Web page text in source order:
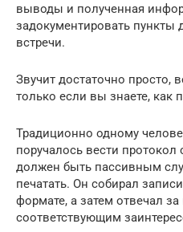
выводы и полученная
задокументировать
встречи.
Звучит достаточно просто,
только если вы знаете, как
Традиционно одному
поручалось вести протокол
должен быть пассивным
печатать. Он собирал
формате, а затем отвечал за
соответствующим